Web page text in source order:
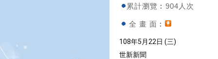
累計瀏覽︰904人次
全 畫 面︰
108年5月22日 (三)
世新新聞